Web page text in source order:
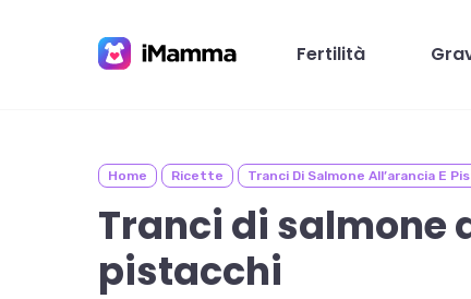
Premi invio per cercare o ESC per
Fertilità
Home Ricette Tranci Di Salmone All’arancia E
Tranci di salmone
pistacchi